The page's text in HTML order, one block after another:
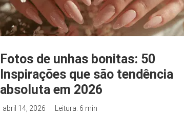
Fotos de unhas bonitas: 50
Inspirações que são tendência
absoluta em 2026
abril 14, 2026
Leitura: 6 min